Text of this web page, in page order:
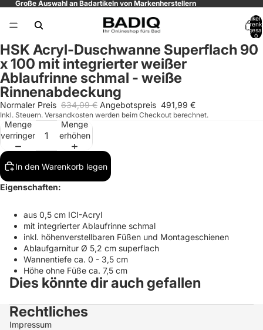
Große Auswahl an Badartikeln von Markenherstellern
Artikel
0
HSK Acryl-Duschwanne Superflach 90
x 100 mit integrierter weißer
Ablaufrinne schmal - weiße
Rinnenabdeckung
Normaler Preis 634,09 € Angebotspreis 491,99 €
Inkl. Steuern. Versandkosten werden beim Checkout berechnet.
Menge
verringern
Menge
erhöhen
In den Warenkorb legen
Eigenschaften:
aus 0,5 cm ICI-Acryl
mit integrierter Ablaufrinne schmal
inkl. höhenverstellbaren Füßen und Montageschienen
Ablaufgarnitur Ø 5,2 cm superflach
Wannentiefe ca. 0 - 3,5 cm
Höhe ohne Füße ca. 7,5 cm
Dies könnte dir auch gefallen
Rechtliches
Impressum